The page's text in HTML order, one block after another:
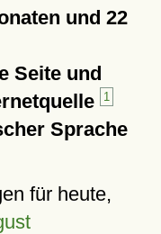
und 22
Seite und
1
Sprache
für heute,